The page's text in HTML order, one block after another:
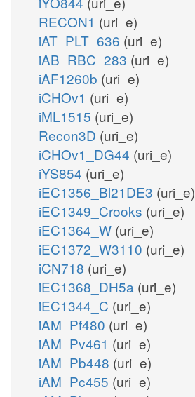
RECON1 (uri_e)
iAT_PLT_636 (uri_e)
iAB_RBC_283 (uri_e)
iAF1260b (uri_e)
iCHOv1 (uri_e)
iML1515 (uri_e)
Recon3D (uri_e)
iCHOv1_DG44 (uri_e)
iYS854 (uri_e)
iEC1356_Bl21DE3 (uri_e)
iEC1349_Crooks (uri_e)
iEC1364_W (uri_e)
iEC1372_W3110 (uri_e)
iCN718 (uri_e)
iEC1368_DH5a (uri_e)
iEC1344_C (uri_e)
iAM_Pf480 (uri_e)
iAM_Pv461 (uri_e)
iAM_Pb448 (uri_e)
iAM_Pc455 (uri_e)